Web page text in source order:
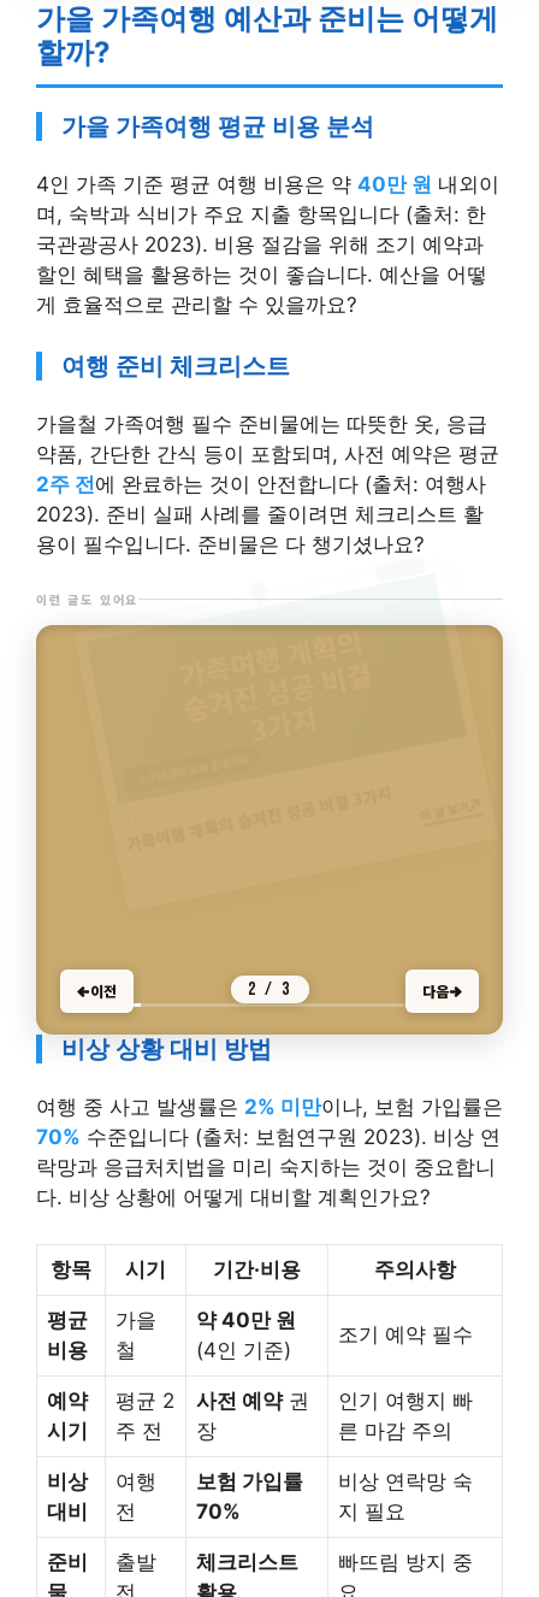
가을 가족여행 예산과 준비는 어떻게
할까?
가을 가족여행 평균 비용 분석
4인 가족 기준 평균 여행 비용은 약 40만 원 내외이
며, 숙박과 식비가 주요 지출 항목입니다 (출처: 한
국관광공사 2023). 비용 절감을 위해 조기 예약과
할인 혜택을 활용하는 것이 좋습니다. 예산을 어떻
게 효율적으로 관리할 수 있을까요?
여행 준비 체크리스트
가을철 가족여행 필수 준비물에는 따뜻한 옷, 응급
약품, 간단한 간식 등이 포함되며, 사전 예약은 평균
2주 전에 완료하는 것이 안전합니다 (출처: 여행사
2023). 준비 실패 사례를 줄이려면 체크리스트 활
용이 필수입니다. 준비물은 다 챙기셨나요?
이런 글도 있어요
3 / 3
비상 상황 대비 방법
여행 중 사고 발생률은 2% 미만이나, 보험 가입률은
70%수준입니다 (출처: 보험연구원 2023). 비상 연
락망과 응급처치법을 미리 숙지하는 것이 중요합니
다. 비상 상황에 어떻게 대비할 계획인가요?
항목 시기 기간·비용 주의사항
평균
비용
가을
철
약 40만 원
(4인 기준)
조기 예약 필수
예약
시기
평균 2
주 전
사전 예약 권
장
인기 여행지 빠
른 마감 주의
비상
대비
여행
전
보험 가입률
70%
비상 연락망 숙
지 필요
준비
출발
체크리스트
빠뜨림 방지 중